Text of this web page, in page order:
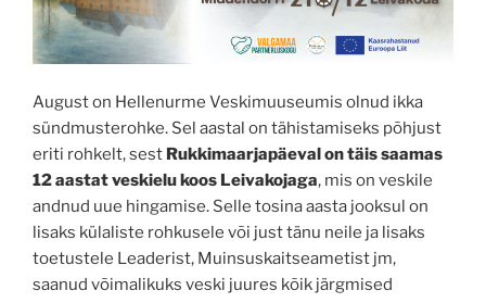
August on Hellenurme Veskimuuseumis olnud ikka
sündmusterohke. Sel aastal on tähistamiseks põhjust
eriti rohkelt, sest Rukkimaarjapäeval on täis saamas
12 aastat veskielu koos Leivakojaga, mis on veskile
andnud uue hingamise. Selle tosina aasta jooksul on
lisaks külaliste rohkusele või just tänu neile ja lisaks
toetustele Leaderist, Muinsuskaitseametist jm,
saanud võimalikuks veski juures kõik järgmised